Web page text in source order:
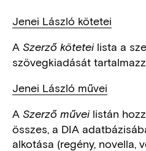
Jenei László kötetei
A Szerző köteteilista a
szövegkiadását
Jenei László művei
A Szerző műveilistán
összes, a DIA
alkotása (regény, novella,